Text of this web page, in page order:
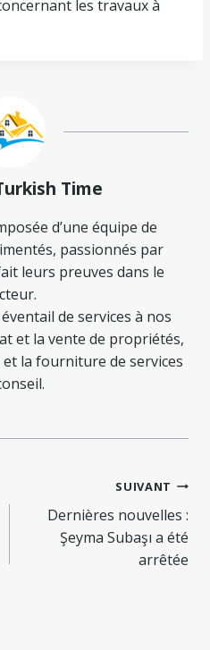
les travaux à
Time
d’une équipe de
passionnés par
leurs preuves dans le
de services à nos
et la vente de propriétés,
la fourniture de services
SUIVANT
Dernières nouvelles :
Şeyma Subaşı a été
arrêtée